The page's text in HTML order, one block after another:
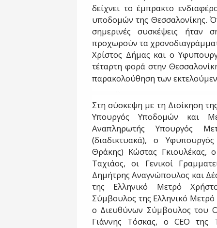
δείχνει το έμπρακτο
υποδομών της Θεσσαλονίκης.
σημερινές συσκέψεις ήταν
προχωρούν τα
Χρίστος Δήμας και ο
τέταρτη φορά στην
παρακολούθηση των
Στη σύσκεψη με τη Διοίκηση
Υπουργός Υποδομών και
Αναπληρωτής Υπουργός
(διαδικτυακά), ο
Θράκης) Κώστας Γκιουλέκας,
Ταχιάος, οι Γενικοί
Δημήτρης Αναγνώπουλος και
της Ελληνικό Μετρό
Σύμβουλος της Ελληνικό
ο Διευθύνων Σύμβουλος του
Γιάννης Τόσκας, ο CEO